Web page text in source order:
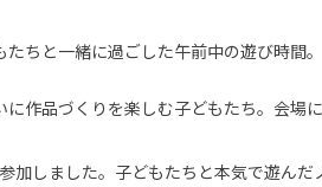
たちと一緒に過ごした午前中の遊び時間
作品づくりを楽しむ子どもたち。会場
加しました。子どもたちと本気で遊ん